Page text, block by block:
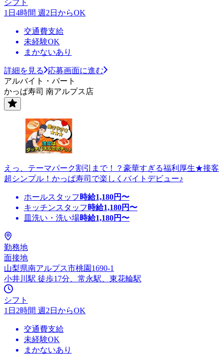
シフト
1日4時間 週2日からOK
交通費支給
未経験OK
まかないあり
詳細を見る
応募画面に進む
アルバイト・パート
かっぱ寿司 南アルプス店
えっ、テーマパーク割引まで！？豪華すぎる福利厚生★接客
超シンプル！かっぱ寿司で楽しくバイトデビュー♪
ホールスタッフ 時給1,180円〜
キッチンスタッフ 時給1,180円〜
皿洗い・洗い場時給1,180円〜
勤務地
面接地
山梨県南アルプス市桃園1690-1
小井川駅 徒歩17分、常永駅、東花輪駅
シフト
1日2時間 週2日からOK
交通費支給
未経験OK
まかないあり